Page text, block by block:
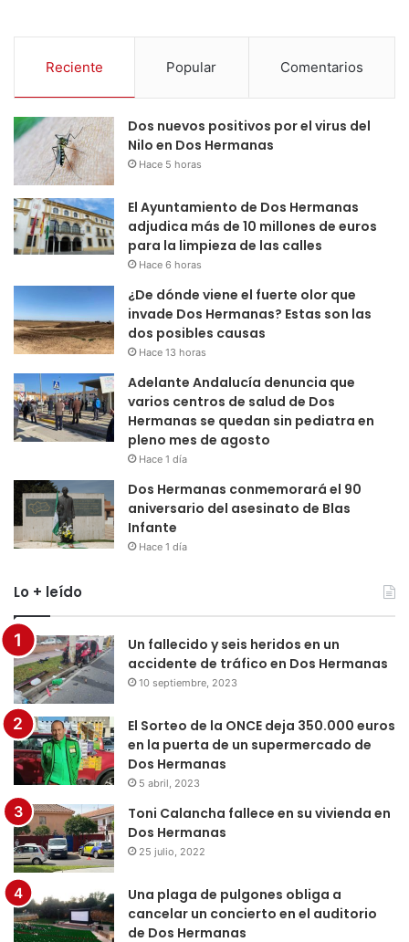
Reciente Popular Comentarios
Dos nuevos positivos por el virus del
Nilo en Dos Hermanas
Hace 5 horas
El Ayuntamiento de Dos Hermanas
adjudica más de 10 millones de euros
para la limpieza de las calles
Hace 6 horas
¿De dónde viene el fuerte olor que
invade Dos Hermanas? Estas son las
dos posibles causas
Hace 13 horas
Adelante Andalucía denuncia que
varios centros de salud de Dos
Hermanas se quedan sin pediatra en
pleno mes de agosto
Hace 1 día
Dos Hermanas conmemorará el 90
aniversario del asesinato de Blas
Infante
Hace 1 día
Lo + leído
Un fallecido y seis heridos en un
accidente de tráfico en Dos Hermanas
10 septiembre, 2023
El Sorteo de la ONCE deja 350.000 euros
en la puerta de un supermercado de
Dos Hermanas
5 abril, 2023
Toni Calancha fallece en su vivienda en
Dos Hermanas
25 julio, 2022
Una plaga de pulgones obliga a
cancelar un concierto en el auditorio
de Dos Hermanas